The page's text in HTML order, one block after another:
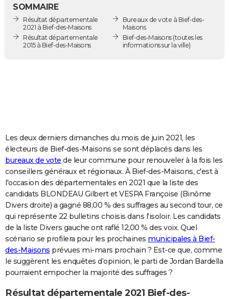
Destinations
City break
Voyage nature
Voyage de noces
Forum
Climat
GUIDES D'ACHAT
COPAINS D'AVANT
AVIS DE DÉCÈS
Bricolage
Lifestyle
Culture
Sport
Auto
Television
Voyage
Cinema
SOMMAIRE
Résultat départementale
2021 à Bief-des-Maisons
Résultat départementale
2015 à Bief-des-Maisons
Bureaux de vote à Bief-des-
Maisons
Bief-des-Maisons(toutes les
informations sur la ville)
Les deux derniers dimanches du mois de juin 2021, les
électeurs de Bief-des-Maisons se sont déplacés dans les
bureaux de vote de leur commune pour renouveler à la fois les
conseillers généraux et régionaux. À Bief-des-Maisons, c'est à
l'occasion des départementales en 2021 que la liste des
candidats BLONDEAU Gilbert et VESPA Françoise (Binôme
Divers droite) a gagné 88,00 % des suffrages au second tour, ce
qui représente 22 bulletins choisis dans l'isoloir. Les candidats
de la liste Divers gauche ont raflé 12,00 % des voix. Quel
scénario se profilera pour les prochaines municipales à Bief-
des-Maisons prévues mi-mars prochain ? Est-ce que, comme
le suggèrent les enquêtes d’opinion, le parti de Jordan Bardella
pourraient empocher la majorité des suffrages ?
Résultat départementale 2021 Bief-des-